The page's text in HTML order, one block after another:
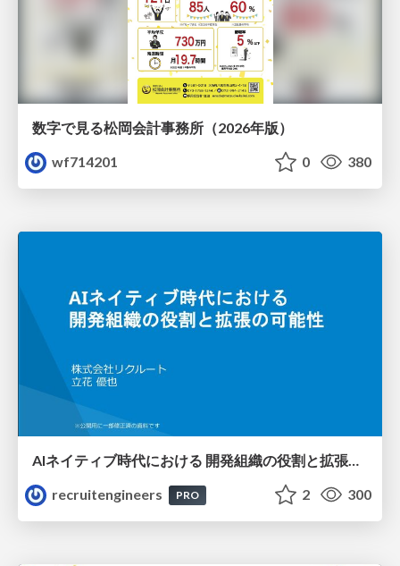
数字で見る松岡会計事務所（2026年版）
wf714201
0 380
AIネイティブ時代における 開発組織の役割と拡張の可能性
recruitengineers
PRO 2 300